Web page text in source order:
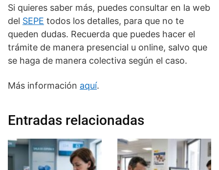
Si quieres saber más, puedes consultar en la web
del SEPE todos los detalles, para que no te
queden dudas. Recuerda que puedes hacer el
trámite de manera presencial u online, salvo que
se haga de manera colectiva según el caso.
Más información aquí.
Entradas relacionadas